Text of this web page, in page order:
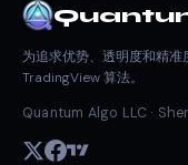
为追求优势、透明度和精
TradingView 算法。
Quantum Algo LLC ·